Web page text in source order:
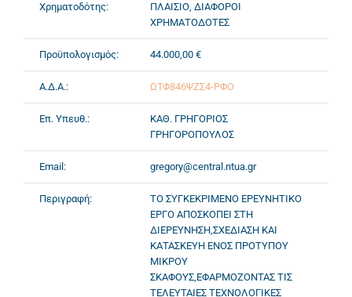
Χρηματοδότης:
ΠΛΑΙΣΙΟ, ΔΙΑΦΟΡΟΙ
ΧΡΗΜΑΤΟΔΟΤΕΣ
Προϋπολογισμός: 44.000,00 €
Α.Δ.Α.: ΩΤΦ846ΨΖΣ4-ΡΦΟ
Επ. Υπευθ.:
ΚΑΘ. ΓΡΗΓΟΡΙΟΣ
ΓΡΗΓΟΡΟΠΟΥΛΟΣ
Email: gregory@central.ntua.gr
Περιγραφή:
ΤΟ ΣΥΓΚΕΚΡΙΜΕΝΟ ΕΡΕΥΝΗΤΙΚΟ
ΕΡΓΟ ΑΠΟΣΚΟΠΕΙ ΣΤΗ
ΔΙΕΡΕΥΝΗΣΗ,ΣΧΕΔΙΑΣΗ ΚΑΙ
ΚΑΤΑΣΚΕΥΗ ΕΝΟΣ ΠΡΟΤΥΠΟΥ
ΜΙΚΡΟΥ
ΣΚΑΦΟΥΣ,ΕΦΑΡΜΟΖΟΝΤΑΣ ΤΙΣ
ΤΕΛΕΥΤΑΙΕΣ ΤΕΧΝΟΛΟΓΙΚΕΣ